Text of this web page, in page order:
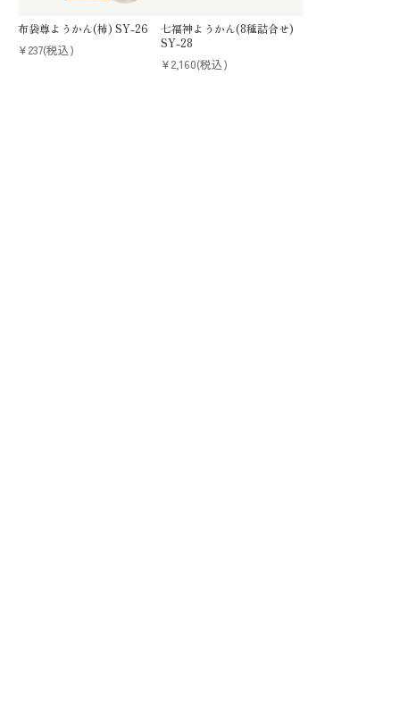
布袋尊ようかん(柿) SY-26
¥237(税込)
七福神ようかん(8種詰合せ)
SY-28
¥2,160(税込)